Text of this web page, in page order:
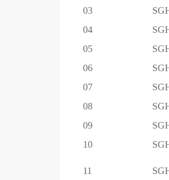
03
04
05
06
07
08
09
10
11